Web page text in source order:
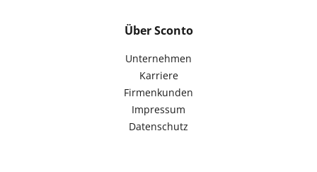
Über Sconto
Unternehmen
Karriere
Firmenkunden
Impressum
Datenschutz